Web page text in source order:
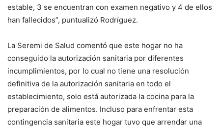
estable, 3 se encuentran con examen negativo y 4 de ellos
han fallecidos”, puntualizó Rodríguez.
La Seremi de Salud comentó que este hogar no ha
conseguido la autorización sanitaria por diferentes
incumplimientos, por lo cual no tiene una resolución
definitiva de la autorización sanitaria en todo el
establecimiento, solo está autorizada la cocina para la
preparación de alimentos. Incluso para enfrentar esta
contingencia sanitaria este hogar tuvo que arrendar una